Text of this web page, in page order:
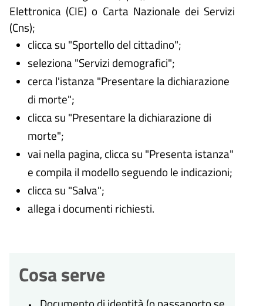
Elettronica (CIE) o Carta Nazionale dei Servizi
(Cns);
clicca su "Sportello del cittadino";
seleziona "Servizi demografici";
cerca l'istanza "Presentare la dichiarazione
di morte";
clicca su "Presentare la dichiarazione di
morte";
vai nella pagina, clicca su "Presenta istanza"
e compila il modello seguendo le indicazioni;
clicca su "Salva";
allega i documenti richiesti.
Cosa serve